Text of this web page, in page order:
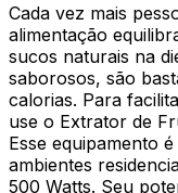
Cada vez mais
alimentação
sucos naturais na
saborosos, são
calorias. Para
use o Extrator de
Esse equipamento
ambientes
500 Watts. Seu